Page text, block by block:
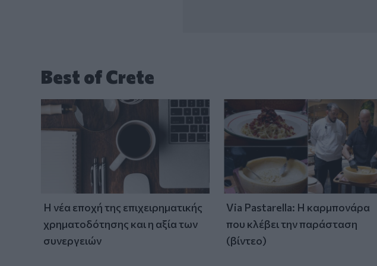
Best of Crete
Η νέα εποχή της επιχειρηματικής
χρηματοδότησης και η αξία των
συνεργειών
Via Pastarella: Η καρμπονάρα
που κλέβει την παράσταση
(βίντεο)